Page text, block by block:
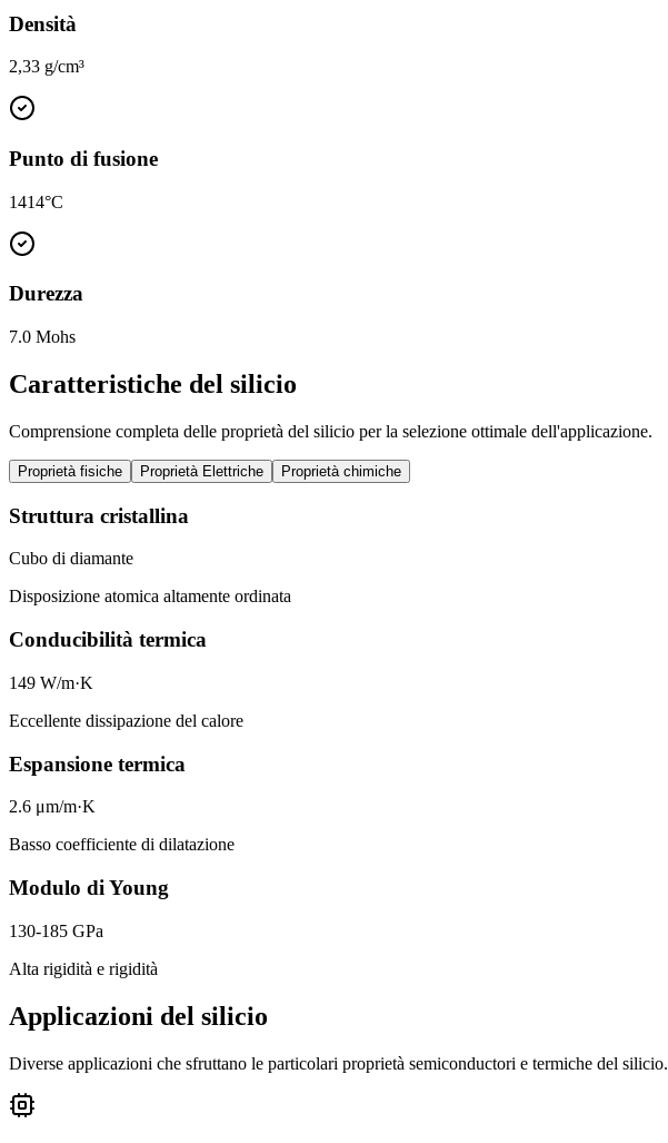
Densità
2,33 g/cm³
Punto di fusione
1414°C
Durezza
7.0 Mohs
Caratteristiche del silicio
Comprensione completa delle proprietà del silicio per la selezione ottimale dell'applicazione.
Proprietà fisiche Proprietà Elettriche Proprietà chimiche
Struttura cristallina
Cubo di diamante
Disposizione atomica altamente ordinata
Conducibilità termica
149 W/m·K
Eccellente dissipazione del calore
Espansione termica
2.6 μm/m·K
Basso coefficiente di dilatazione
Modulo di Young
130-185 GPa
Alta rigidità e rigidità
Applicazioni del silicio
Diverse applicazioni che sfruttano le particolari proprietà semiconductori e termiche del silicio.